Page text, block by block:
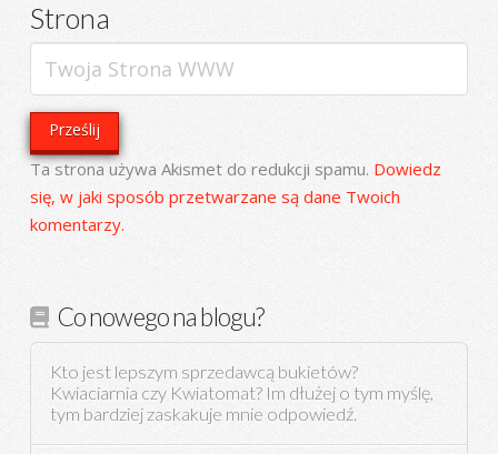
Strona
Ta strona używa Akismet do redukcji spamu. Dowiedz
się, w jaki sposób przetwarzane są dane Twoich
komentarzy.
Co nowego na blogu?
Kto jest lepszym sprzedawcą bukietów?
Kwiaciarnia czy Kwiatomat? Im dłużej o tym myślę,
tym bardziej zaskakuje mnie odpowiedź.